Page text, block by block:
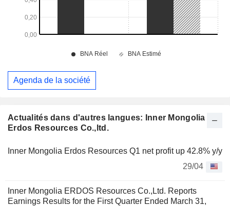
Actualités dans d'autres langues: Inner Mongolia
Erdos Resources Co.,ltd.
Inner Mongolia Erdos Resources Q1 net profit up 42.8% y/y
29/04
Inner Mongolia ERDOS Resources Co.,Ltd. Reports
Earnings Results for the First Quarter Ended March 31,
Agenda de la société